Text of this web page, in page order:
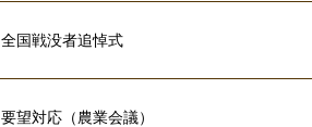
全国戦没者追悼式
要望対応（農業会議）